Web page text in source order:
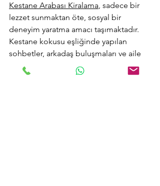
Kestane Arabası Kiralama, sadece bir
lezzet sunmaktan öte, sosyal bir
deneyim yaratma amacı taşımaktadır.
Kestane kokusu eşliğinde yapılan
sohbetler, arkadaş buluşmaları ve aile
etkinlikleri, bu hizmetin sunduğu keyifli
anların sadece birkaçıdır. Kestane